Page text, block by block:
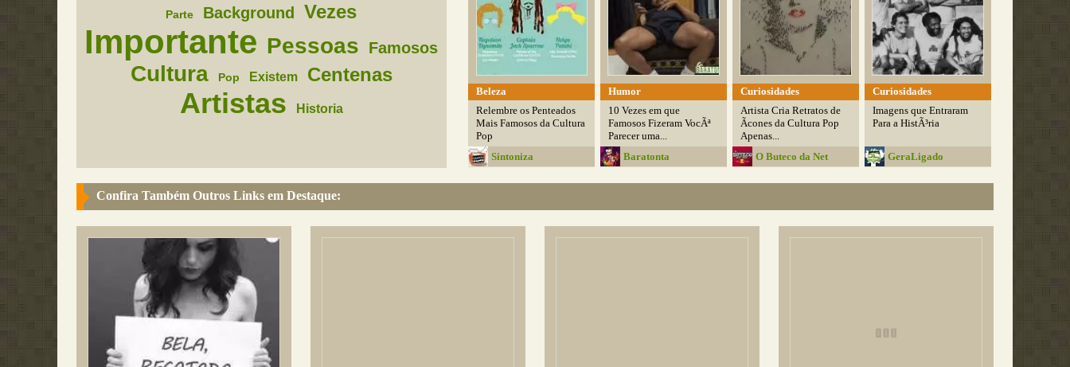
Parte Background Vezes
Importante Pessoas Famosos
Cultura Pop Existem Centenas
Artistas Historia
Beleza
Relembre os Penteados
Mais Famosos da Cultura
Pop
Sintoniza
Humor
10 Vezes em que
Famosos Fizeram VocÃª
Parecer uma...
Baratonta
Curiosidades
Artista Cria Retratos de
Ãcones da Cultura Pop
Apenas...
O Buteco da Net
Curiosidades
Imagens que Entraram
Para a HistÃ³ria
GeraLigado
Confira Também Outros Links em Destaque: